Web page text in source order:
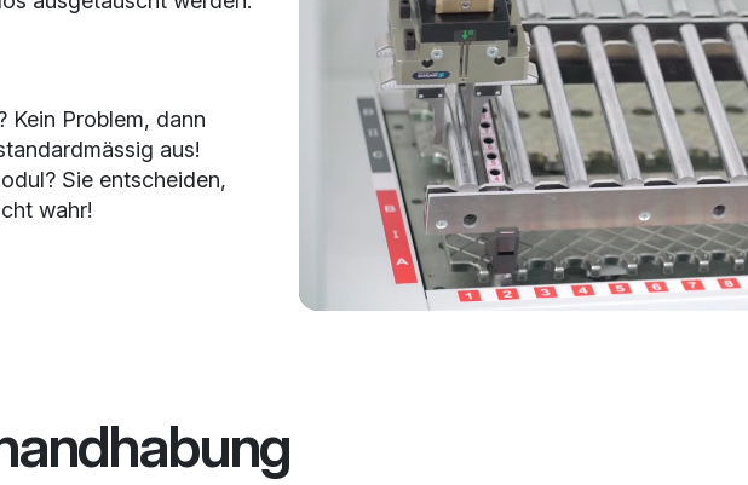
Kein Problem, dann
aus!
Sie entscheiden,
wahr!